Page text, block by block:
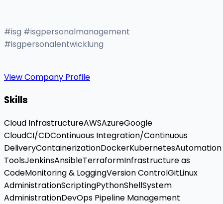
#isg #isgpersonalmanagement
#isgpersonalentwicklung
View Company Profile
Skills
Cloud InfrastructureAWSAzureGoogle
CloudCI/CDContinuous Integration/Continuous
DeliveryContainerizationDockerKubernetesAutomation
ToolsJenkinsAnsibleTerraformInfrastructure as
CodeMonitoring & LoggingVersion ControlGitLinux
AdministrationScriptingPythonShellSystem
AdministrationDevOps Pipeline Management